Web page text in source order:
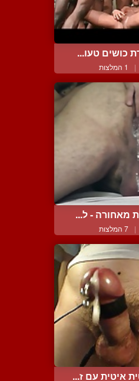
כושים טעו...
| 1 המלצות
מאחורה - ל...
| 7 המלצות
איטית עם ז...